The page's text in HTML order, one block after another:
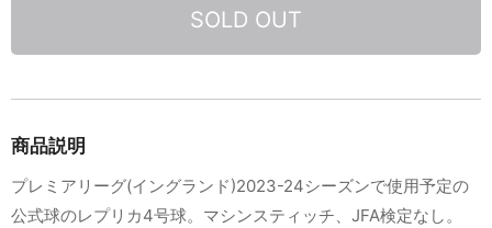
SOLD OUT
商品説明
プレミアリーグ(イングランド)2023-24シーズンで使用予定の
公式球のレプリカ4号球。マシンスティッチ、JFA検定なし。